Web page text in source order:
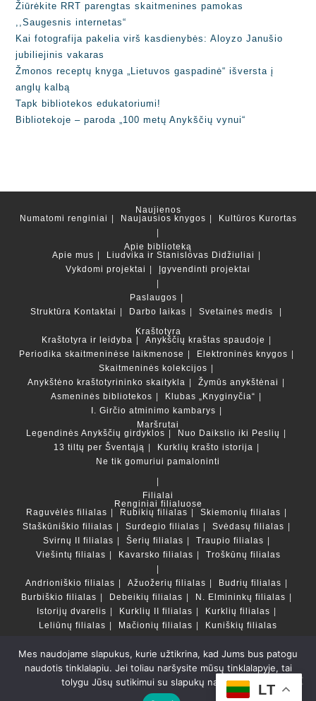
Žiūrėkite RRT parengtas skaitmenines pamokas
,,Saugesnis internetas“
Kai fotografija pakelia virš kasdienybės: Aloyzo Janušio
jubiliejinis vakaras
Žmonos receptų knyga „Lietuvos gaspadinė“ išversta į
anglų kalbą
Tapk bibliotekos edukatoriumi!
Bibliotekoje – paroda „100 metų Anykščių vynui“
Naujienos
Numatomi renginiai
Naujausios knygos Kultūros Kurortas
Apie biblioteką
Apie mus
Liudvika ir Stanislovas Didžiuliai
Vykdomi projektai
Įgyvendinti projektai
Paslaugos
Struktūra Kontaktai Darbo laikas
Svetainės medis
Kraštotyra
Kraštotyra ir leidyba
Anykščių kraštas spaudoje
Periodika skaitmeninėse laikmenose
Elektroninės knygos
Skaitmeninės kolekcijos
Anykštėno kraštotyrininko skaitykla
Žymūs anykštėnai
Asmeninės bibliotekos
Klubas „Knyginyčia“
I. Girčio atminimo kambarys
Maršrutai
Legendinės Anykščių girdyklos
Nuo Daikslio iki Peslių
13 tiltų per Šventąją
Kurklių krašto istorija
Ne tik gomuriui pamaloninti
Filialai
Renginiai filialuose
Raguvėlės filialas
Rubikių filialas
Skiemonių filialas
Staškūniškio filialas
Surdegio filialas
Svėdasų filialas
Svirnų II filialas
Šerių filialas
Traupio filialas
Viešintų filialas
Kavarsko filialas Troškūnų filialas
Andrioniškio filialas Ažuožerių filialas
Budrių filialas
Burbiškio filialas
Debeikių filialas
N. Elmininkų filialas
Istorijų dvarelis
Kurklių II filialas
Kurklių filialas
Leliūnų filialas
Mačionių filialas Kuniškių filialas
Duomenų bazės ir katalogai
LT
Copyright © Anykščių rajono savivaldybės Liudvikos ir
Stanislovo Didžiulių viešoji biblioteka 2022 Powered by
LT
Mes naudojame slapukus, kurie užtikrina, kad Jums bus patogu
naudotis tinklalapiu. Jei toliau naršysite mūsų tinklalapyje, tai
tolygu Jūsų sutikimui su slapukų naudojimu.